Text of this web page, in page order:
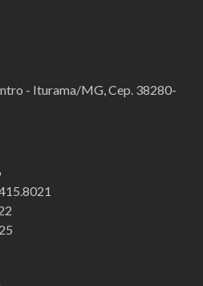
- Iturama/MG, Cep. 38280-